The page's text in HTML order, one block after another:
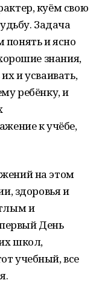
куём свою
Задача
и ясно
знания,
и усваивать,
ребёнку, и
к учёбе,
на этом
здоровья и
и
День
школ,
учебный, все